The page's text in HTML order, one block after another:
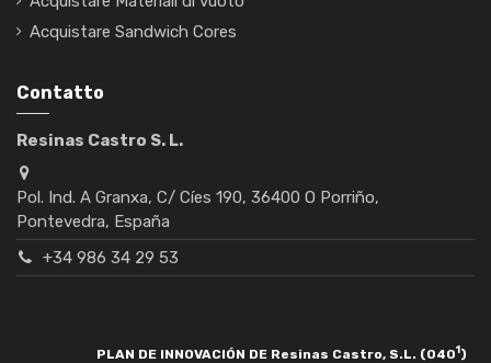
Acquistare Sandwich Cores
Contatto
Resinas Castro S. L.
Pol. Ind. A Granxa, C/ Cíes 190, 36400 O Porriño,
Pontevedra, España
+34 986 34 29 53
PLAN DE INNOVACIÓN DE Resinas Castro, S.L. (0401)